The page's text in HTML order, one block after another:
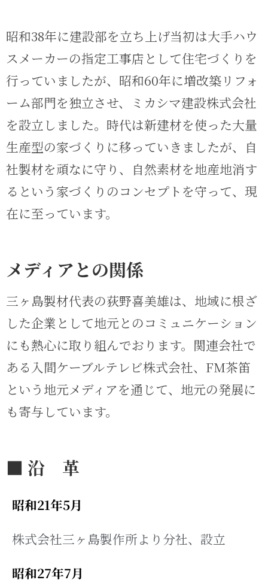
昭和38年に建設部を立ち上げ当初は大手ハウ
スメーカーの指定工事店として住宅づくりを
行っていましたが、昭和60年に増改築リフォ
ーム部門を独立させ、ミカシマ建設株式会社
を設立しました。時代は新建材を使った大量
生産型の家づくりに移っていきましたが、自
社製材を頑なに守り、自然素材を地産地消す
るという家づくりのコンセプトを守って、現
在に至っています。
メディアとの関係
三ヶ島製材代表の荻野喜美雄は、地域に根ざ
した企業として地元とのコミュニケーション
にも熱心に取り組んでおります。関連会社で
ある入間ケーブルテレビ株式会社、FM茶笛
という地元メディアを通じて、地元の発展に
も寄与しています。
■ 沿 革
昭和21年5月
株式会社三ヶ島製作所より分社、設立
昭和27年7月